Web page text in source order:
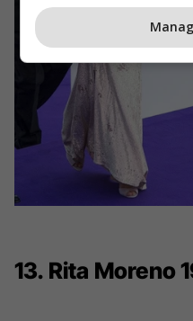
13. Rita Moreno